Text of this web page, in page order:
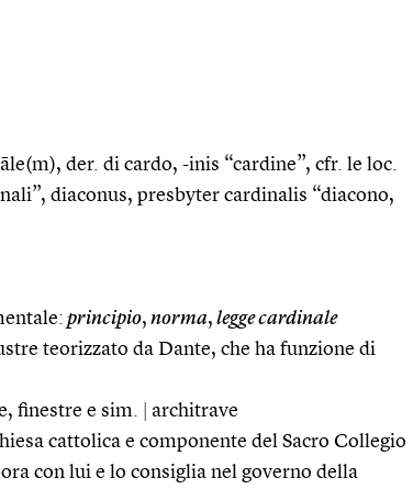
der. di cardo, -inis “cardine”, cfr. le loc.
diaconus, presbyter cardinalis “diacono,
principio, norma, legge cardinale
teorizzato da Dante, che ha funzione di
finestre e sim. architrave
cattolica e componente del Sacro Collegio
con lui e lo consiglia nel governo della